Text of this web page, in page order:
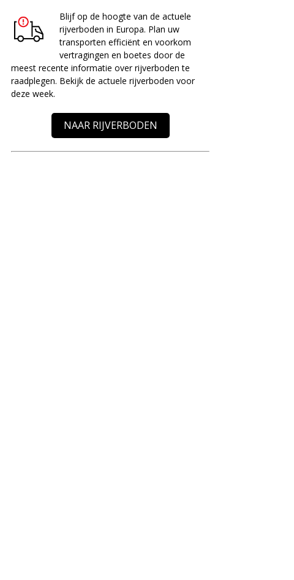
Blijf op de hoogte van de actuele
rijverboden in Europa. Plan uw
transporten efficiënt en voorkom
vertragingen en boetes door de
meest recente informatie over rijverboden te
raadplegen. Bekijk de actuele rijverboden voor
deze week.
NAAR RIJVERBODEN